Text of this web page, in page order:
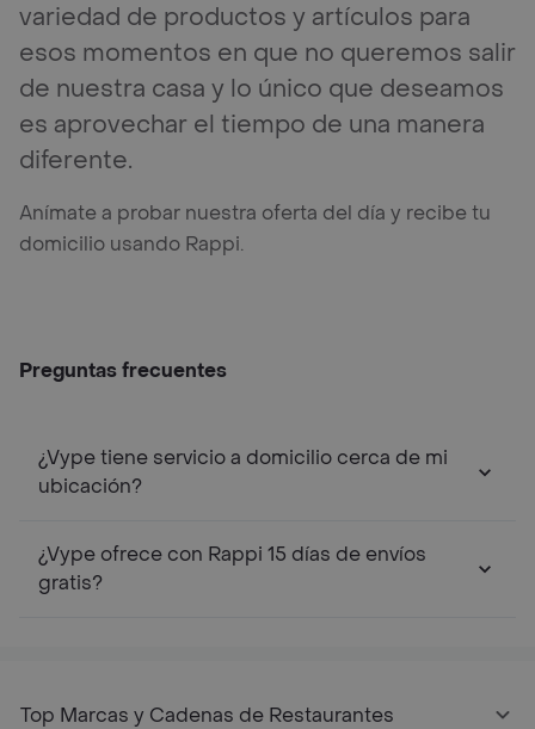
variedad de productos y artículos para
esos momentos en que no queremos salir
de nuestra casa y lo único que deseamos
es aprovechar el tiempo de una manera
diferente.
Anímate a probar nuestra oferta del día y recibe tu
domicilio usando Rappi.
Preguntas frecuentes
¿Vype tiene servicio a domicilio cerca de mi
ubicación?
¿Vype ofrece con Rappi 15 días de envíos
gratis?
Top Marcas y Cadenas de Restaurantes